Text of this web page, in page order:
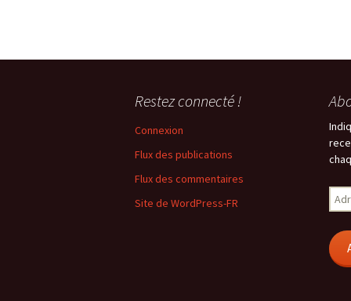
Restez connecté !
Connexion
Flux des publications
Flux des commentaires
Site de WordPress-FR
e-